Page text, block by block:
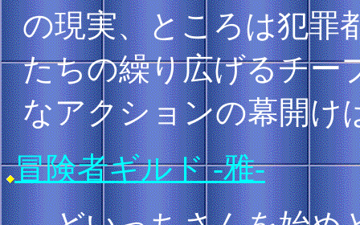
の現実、ところは犯罪
たちの繰り広げるチー
なアクションの幕開け
冒険者ギルド -雅-